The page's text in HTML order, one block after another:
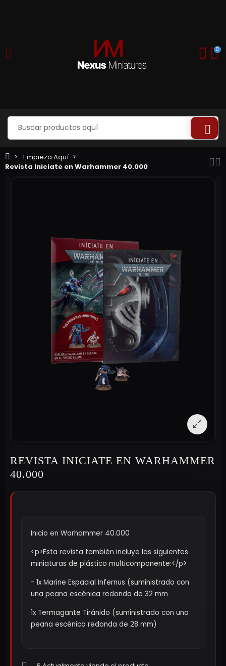
0
Empieza Aquí
Revista Iniciate en Warhammer 40.000
REVISTA INICIATE EN WARHAMMER
40.000
Inicio en Warhammer 40.000
<p>Esta revista también incluye las siguientes
miniaturas de plástico multicomponente:</p>
- 1x Marine Espacial Infernus (suministrado con
una peana escénica redonda de 32 mm
1x Termagante Tiránido (suministrado con una
peana escénica redonda de 28 mm)